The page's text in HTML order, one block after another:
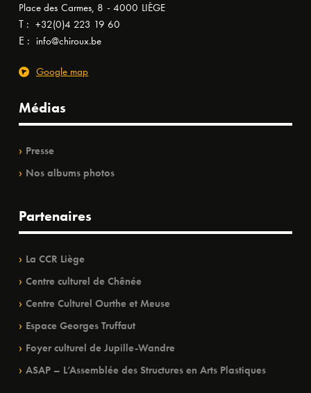
Place des Carmes, 8 - 4000 LIÈGE
T : +32(0)4 223 19 60
E : info@chiroux.be
Google map
Médias
Presse
Nos albums photos
Partenaires
La CCR Liège
Centre culturel de Chênée
Centre Culturel Ourthe et Meuse
Espace Georges Truffaut
Foyer culturel de Jupille-Wandre
ASAP – L’Assemblée des Structures en Arts Plastiques